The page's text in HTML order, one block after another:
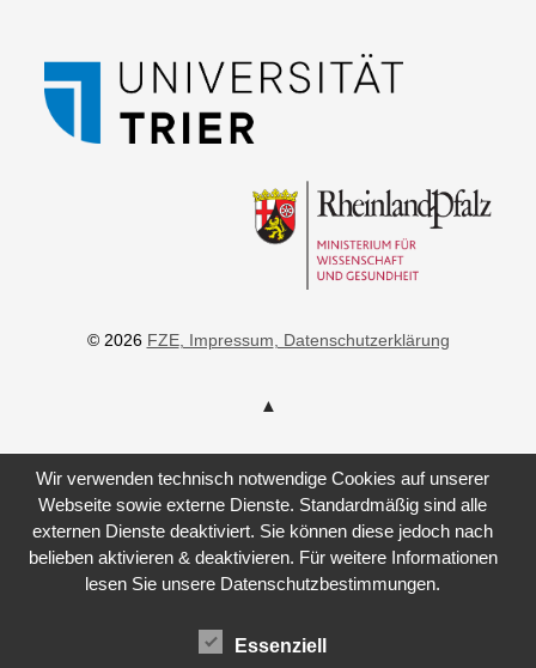
© 2026 FZE, Impressum, Datenschutzerklärung
Wir verwenden technisch notwendige Cookies auf unserer
Webseite sowie externe Dienste. Standardmäßig sind alle
externen Dienste deaktiviert. Sie können diese jedoch nach
belieben aktivieren & deaktivieren. Für weitere Informationen
lesen Sie unsere Datenschutzbestimmungen.
Essenziell